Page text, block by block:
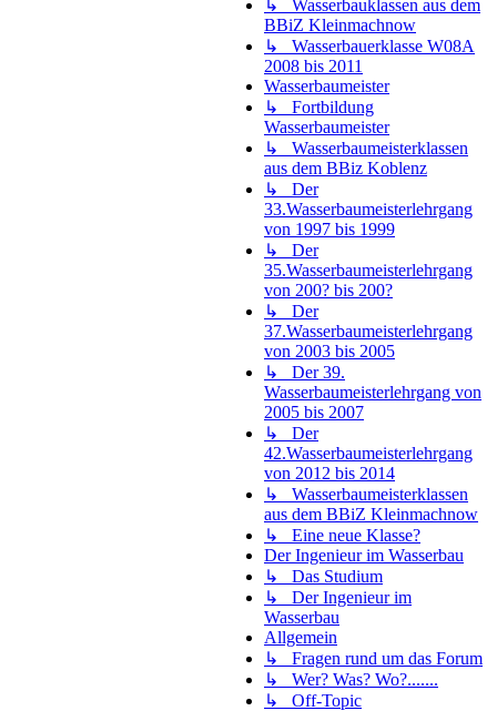
↳ Wasserbauklassen aus dem
BBiZ Kleinmachnow
↳ Wasserbauerklasse W08A
2008 bis 2011
Wasserbaumeister
↳ Fortbildung
Wasserbaumeister
↳ Wasserbaumeisterklassen
aus dem BBiz Koblenz
↳ Der
33.Wasserbaumeisterlehrgang
von 1997 bis 1999
↳ Der
35.Wasserbaumeisterlehrgang
von 200? bis 200?
↳ Der
37.Wasserbaumeisterlehrgang
von 2003 bis 2005
↳ Der 39.
Wasserbaumeisterlehrgang von
2005 bis 2007
↳ Der
42.Wasserbaumeisterlehrgang
von 2012 bis 2014
↳ Wasserbaumeisterklassen
aus dem BBiZ Kleinmachnow
↳ Eine neue Klasse?
Der Ingenieur im Wasserbau
↳ Das Studium
↳ Der Ingenieur im
Wasserbau
Allgemein
↳ Fragen rund um das Forum
↳ Wer? Was? Wo?.......
↳ Off-Topic